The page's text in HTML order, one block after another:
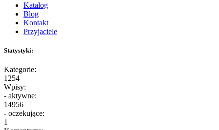
Katalog
Blog
Kontakt
Przyjaciele
Statystyki:
Kategorie:
1254
Wpisy:
- aktywne:
14956
- oczekujące:
1